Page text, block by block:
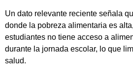
Un dato relevante reciente señala
donde la pobreza alimentaria es
estudiantes no tiene acceso a
durante la jornada escolar, lo que
salud.